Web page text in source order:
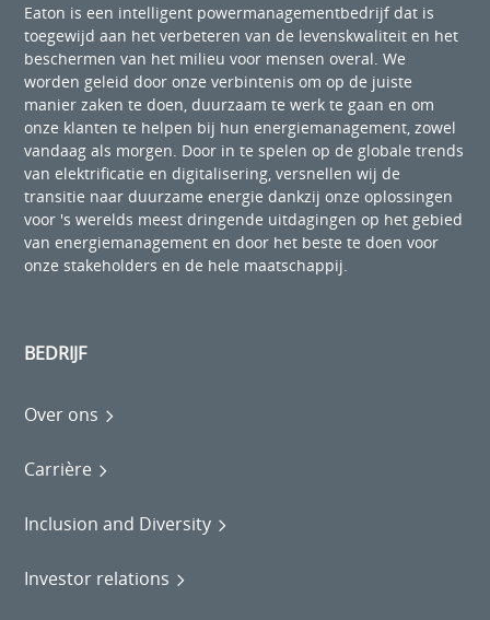
Eaton is een intelligent powermanagementbedrijf dat is
toegewijd aan het verbeteren van de levenskwaliteit en het
beschermen van het milieu voor mensen overal. We
worden geleid door onze verbintenis om op de juiste
manier zaken te doen, duurzaam te werk te gaan en om
onze klanten te helpen bij hun energiemanagement, zowel
vandaag als morgen. Door in te spelen op de globale trends
van elektrificatie en digitalisering, versnellen wij de
transitie naar duurzame energie dankzij onze oplossingen
voor 's werelds meest dringende uitdagingen op het gebied
van energiemanagement en door het beste te doen voor
onze stakeholders en de hele maatschappij.
BEDRIJF
Over ons
Carrière
Inclusion and Diversity
Investor relations